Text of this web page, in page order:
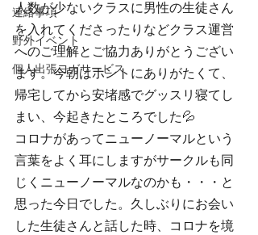
連絡事項
野外イベント
個人出張ヨガサービス
人数が少ないクラスに男性の生徒さん
を入れてくださったりなどクラス運営
へのご理解とご協力ありがとうござい
ます。今朝はホントにありがたくて、
帰宅してから安堵感でグッスリ寝てし
まい、今起きたところでした💦
コロナがあってニューノーマルという
言葉をよく耳にしますがサークルも同
じくニューノーマルなのかも・・・と
思った今日でした。久しぶりにお会い
した生徒さんと話した時、コロナを境